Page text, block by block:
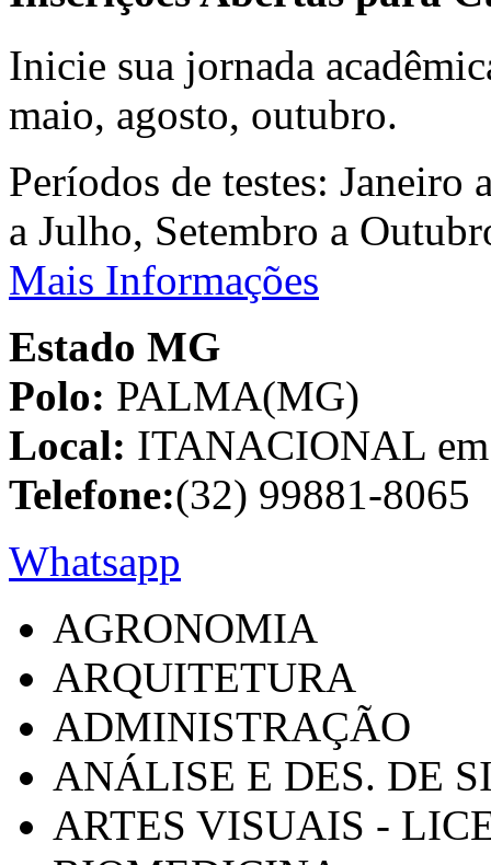
Inicie sua jornada
maio, agosto, outubro.
Períodos de testes:
a Julho, Setembro a
Mais Informações
Estado MG
Polo: PALMA(MG)
Local: ITANACIONAL
Telefone:(32) 99881-8065
Whatsapp
AGRONOMIA
ARQUITETURA
ADMINISTRAÇÃO
ANÁLISE E DES. DE
ARTES VISUAIS -